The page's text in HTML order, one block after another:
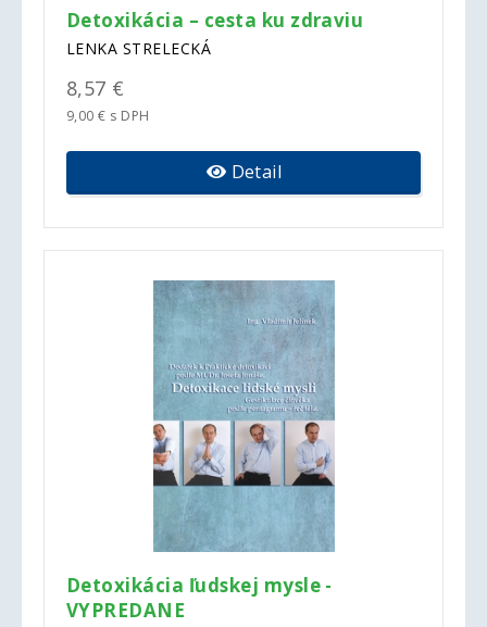
Detoxikácia – cesta ku zdraviu
LENKA STRELECKÁ
8,57 €
9,00 € s DPH
Detail
Detoxikácia ľudskej mysle -
VYPREDANE